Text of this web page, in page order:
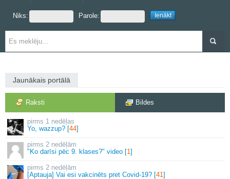
Grupas
Niks: Parole:
Jaunākais portālā
Raksti Bildes
1 nedēļas
Yo, wazzup? [44]
2 nedēļām
"Ko darīsi pēc 9. klases?" video [1]
2 nedēļām
[Aptauja] Vai esi vakcinēts pret Covid-19? [41]